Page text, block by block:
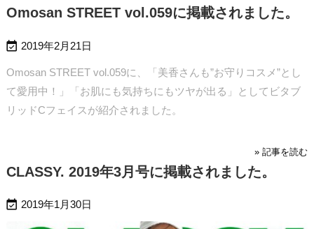
Omosan STREET vol.059に掲載されました。
 2019年2月21日
Omosan STREET vol.059に、「美香さんも”お守りコスメ”とし
て愛用中！」「お肌にも気持ちにもツヤが出る」としてビタブ
リッドCフェイスが紹介されました。
» 記事を読む
CLASSY. 2019年3月号に掲載されました。
 2019年1月30日